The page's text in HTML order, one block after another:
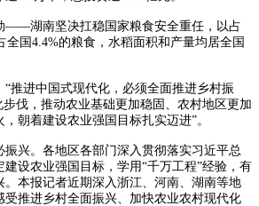
湖南坚决扛稳国家粮食安全重任，以占
全国4.4%的粮食，水稻面积和产量均居全国
进中国式现代化，必须全面推进乡村振
步伐，推动农业基础更加稳固、农村地区更加
朝着建设农业强国目标扎实迈进”。
兴。各地区各部门深入贯彻落实习近平总
设农业强国目标，学用“千万工程”经验，有
。本报记者近期深入浙江、河南、湖南等地
受推进乡村全面振兴、加快农业农村现代化